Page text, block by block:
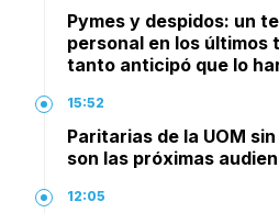
Pymes y despidos: un
personal en los últimos
tanto anticipó que lo
15:52
Paritarias de la UOM
son las próximas
12:05